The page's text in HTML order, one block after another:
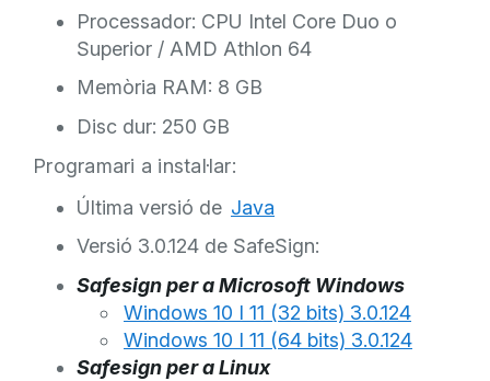
Processador: CPU Intel Core Duo o
Superior / AMD Athlon 64
Memòria RAM: 8 GB
Disc dur: 250 GB
Programari a instal·lar:
Última versió de Java
Versió 3.0.124 de SafeSign:
Safesign per a Microsoft Windows
Windows 10 I 11 (32 bits) 3.0.124
Windows 10 I 11 (64 bits) 3.0.124
Safesign per a Linux